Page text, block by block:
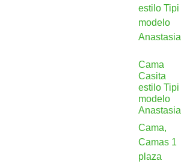
Cama
Casita
estilo Tipi
modelo
Anastasia
Cama,
Camas 1
plaza